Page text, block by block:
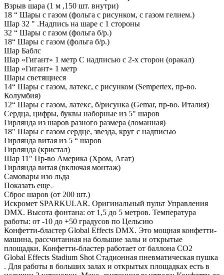
Взрыв шара (1 м ,150 шт. внутри)
18 “ Шары с газом (фольга с рисунком, с газом гелием.)
Шар 32 " .Надпись на шаре с 1 стороны
32 “ Шары с газом (фольга б/р.)
18“ Шары с газом (фольга б/р.)
Шар Баблс
Шар «Гигант» 1 метр С надписью с 2-х сторон (оракал)
Шар «Гигант» 1 метр
Шары светящиеся
14“ Шары с газом, латекс, с рисунком (Sempertex, пр-во.
Колумбия)
12“ Шары с газом, латекс, б/рисунка (Gemar, пр-во. Италия)
Сердца, цифры, буквы наборные из 5" шаров
Гирлянда из шаров разного размера (ломанная)
18" Шары с газом сердце, звезда, круг с надписью
Гирлянда витая из 5 “ шаров
Гирлянда (кристал)
Шар 11" Пр-во Америка (Хром, Агат)
Гирлянда витая (включая монтаж)
Самовары изо льда
Показать еще
Сброс шаров (от 200 шт.)
Искромет SPARKULAR. Оригинальный пульт Управления
DMX. Высота фонтана: от 1,5 до 5 метров. Температура
работы: от -10 до +50 градусов по Цельсию
Конфетти-бластер Global Effects DMX. Это мощная конфетти-
машина, рассчитанная на большие залы и открытые
площадки. Конфетти-бластер работает от баллона СО2
Global Effects Stadium Shot Стадионная пневматическая пушка
. Для работы в больших залах и открытых площадках есть в